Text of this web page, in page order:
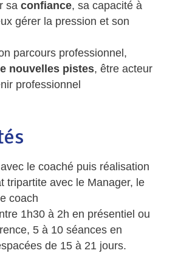
sa confiance, sa capacité à
gérer la pression et son
parcours professionnel,
nouvelles pistes, être acteur
professionnel
le coaché puis réalisation
tripartite avec le Manager, le
coach
1h30 à 2h en présentiel ou
5 à 10 séances en
de 15 à 21 jours.